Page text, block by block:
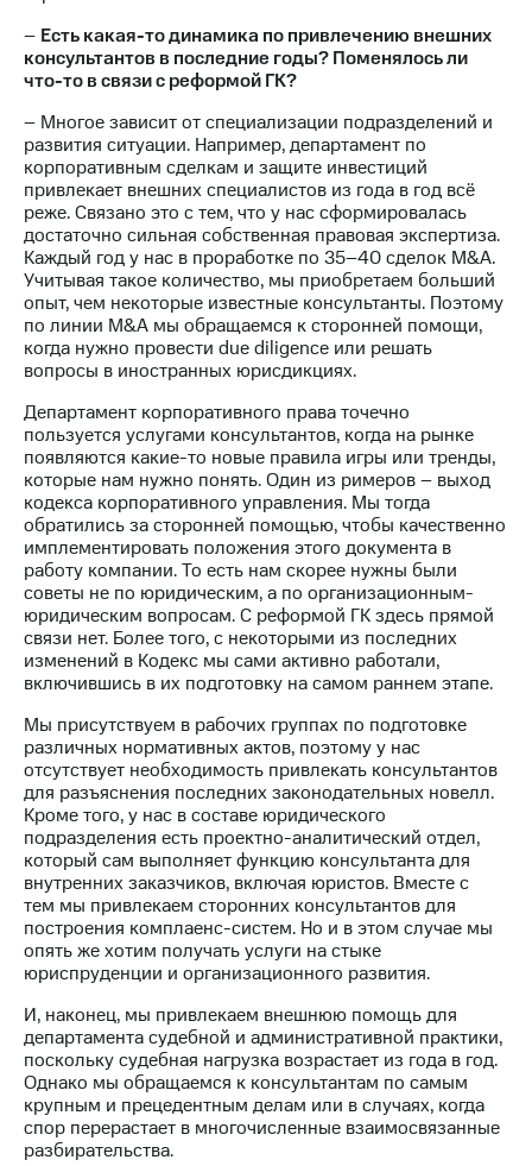
Регистратор
Реквизиты
Контакты
деловая этика
На главную
– Есть какая-то динамика по привлечению внешних
консультантов в последние годы? Поменялось ли
что-то в связи с реформой ГК?
– Многое зависит от специализации подразделений и
развития ситуации. Например, департамент по
корпоративным сделкам и защите инвестиций
привлекает внешних специалистов из года в год всё
реже. Связано это с тем, что у нас сформировалась
достаточно сильная собственная правовая экспертиза.
Каждый год у нас в проработке по 35–40 сделок M&A.
Учитывая такое количество, мы приобретаем больший
опыт, чем некоторые известные консультанты. Поэтому
по линии M&A мы обращаемся к сторонней помощи,
когда нужно провести due diligence или решать
вопросы в иностранных юрисдикциях.
Департамент корпоративного права точечно
пользуется услугами консультантов, когда на рынке
появляются какие-то новые правила игры или тренды,
которые нам нужно понять. Один из римеров – выход
кодекса корпоративного управления. Мы тогда
обратились за сторонней помощью, чтобы качественно
имплементировать положения этого документа в
работу компании. То есть нам скорее нужны были
советы не по юридическим, а по организационным-
юридическим вопросам. С реформой ГК здесь прямой
связи нет. Более того, с некоторыми из последних
изменений в Кодекс мы сами активно работали,
включившись в их подготовку на самом раннем этапе.
Мы присутствуем в рабочих группах по подготовке
различных нормативных актов, поэтому у нас
отсутствует необходимость привлекать консультантов
для разъяснения последних законодательных новелл.
Кроме того, у нас в составе юридического
подразделения есть проектно-аналитический отдел,
который сам выполняет функцию консультанта для
внутренних заказчиков, включая юристов. Вместе с
тем мы привлекаем сторонних консультантов для
построения комплаенс-систем. Но и в этом случае мы
опять же хотим получать услуги на стыке
юриспруденции и организационного развития.
И, наконец, мы привлекаем внешнюю помощь для
департамента судебной и административной практики,
поскольку судебная нагрузка возрастает из года в год.
Однако мы обращаемся к консультантам по самым
крупным и прецедентным делам или в случаях, когда
спор перерастает в многочисленные взаимосвязанные
разбирательства.